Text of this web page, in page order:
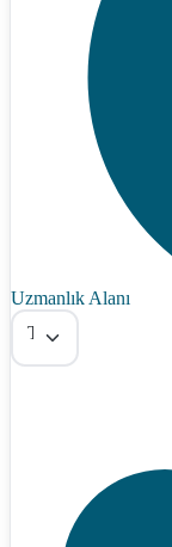
Uzmanlık Alanı
Tümü